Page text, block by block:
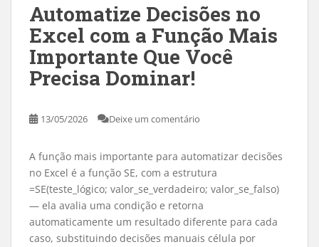
Automatize Decisões no
Excel com a Função Mais
Importante Que Você
Precisa Dominar!
13/05/2026 Deixe um comentário
A função mais importante para automatizar decisões
no Excel é a função SE, com a estrutura
=SE(teste_lógico; valor_se_verdadeiro; valor_se_falso)
— ela avalia uma condição e retorna
automaticamente um resultado diferente para cada
caso, substituindo decisões manuais célula por